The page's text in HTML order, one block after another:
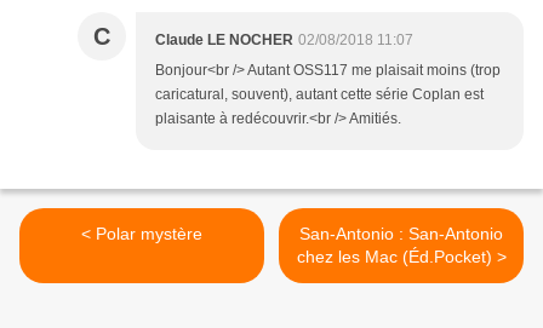
C Claude LE NOCHER 02/08/2018 11:07
Bonjour<br /> Autant OSS117 me plaisait moins (trop
caricatural, souvent), autant cette série Coplan est
plaisante à redécouvrir.<br /> Amitiés.
< Polar mystère
San-Antonio : San-Antonio
chez les Mac (Éd.Pocket) >